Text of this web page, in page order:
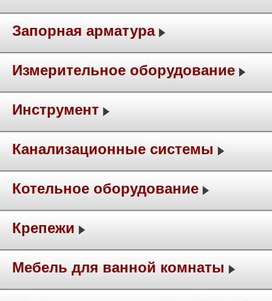
Запорная арматура
Измерительное оборудование
Инструмент
Канализационные системы
Котельное оборудование
Крепежи
Мебель для ванной комнаты